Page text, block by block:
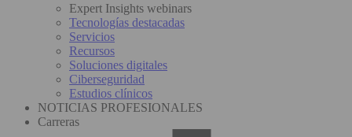
Expert Insights webinars
Tecnologías destacadas
Servicios
Recursos
Soluciones digitales
Ciberseguridad
Estudios clínicos
NOTICIAS PROFESIONALES
Carreras